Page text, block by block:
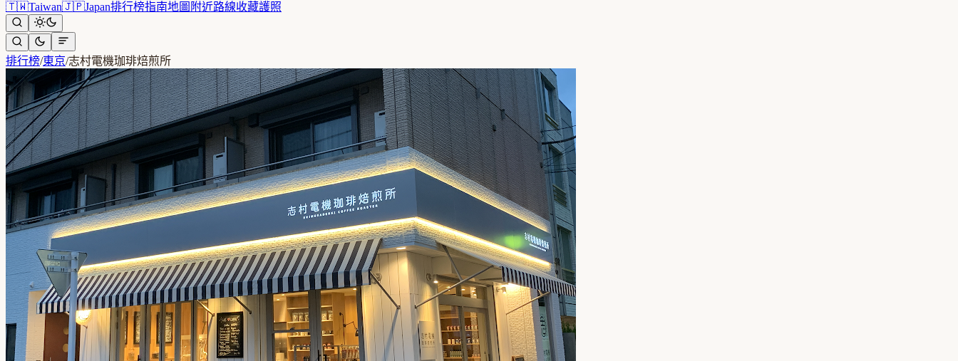
🇹🇼Taiwan🇯🇵Japan排行榜指南地圖 附近路線收藏護照
排行榜/東京/志村電機珈琲焙煎所